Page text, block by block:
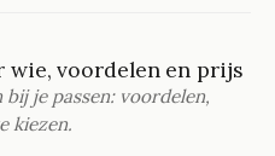
wie, voordelen en prijs
je passen: voordelen,
kiezen.